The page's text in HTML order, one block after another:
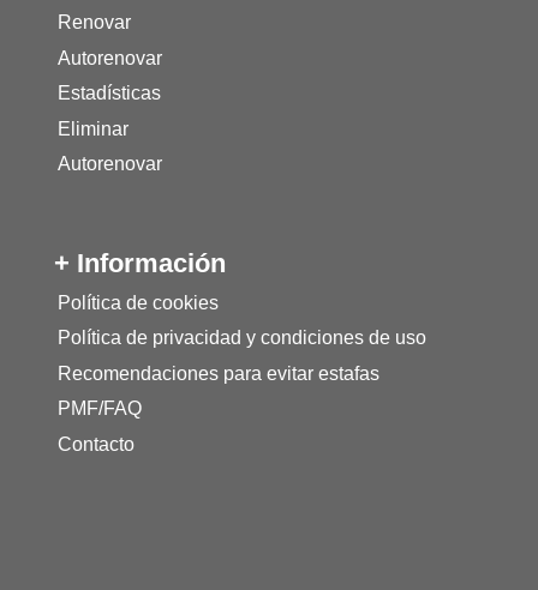
Renovar
Autorenovar
Estadísticas
Eliminar
Autorenovar
+ Información
Política de cookies
Política de privacidad y condiciones de uso
Recomendaciones para evitar estafas
PMF/FAQ
Contacto